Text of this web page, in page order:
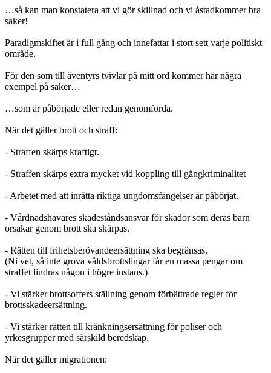
…så kan man konstatera att vi gör skillnad och vi åstadkommer bra
saker!
Paradigmskiftet är i full gång och innefattar i stort sett varje politiskt
område.
För den som till äventyrs tvivlar på mitt ord kommer här några
exempel på saker…
…som är påbörjade eller redan genomförda.
När det gäller brott och straff:
- Straffen skärps kraftigt.
- Straffen skärps extra mycket vid koppling till gängkriminalitet
- Arbetet med att inrätta riktiga ungdomsfängelser är påbörjat.
- Vårdnadshavares skadeståndsansvar för skador som deras barn
orsakar genom brott ska skärpas.
- Rätten till frihetsberövandeersättning ska begränsas.
(Ni vet, så inte grova våldsbrottslingar får en massa pengar om
straffet lindras någon i högre instans.)
- Vi stärker brottsoffers ställning genom förbättrade regler för
brottsskadeersättning.
- Vi stärker rätten till kränkningsersättning för poliser och
yrkesgrupper med särskild beredskap.
När det gäller migrationen: